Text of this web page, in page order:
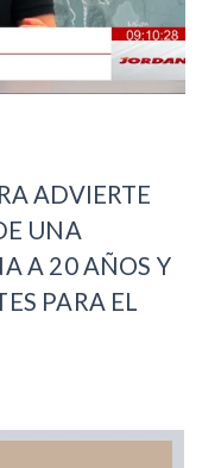
ADVIERTE
UNA
A 20 AÑOS Y
PARA EL